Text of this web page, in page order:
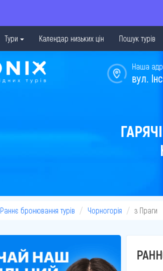
Тури Календар низьких цін Пошук турів
Наша
вул.
Раннє бронювання турів Чорногорія з Праги